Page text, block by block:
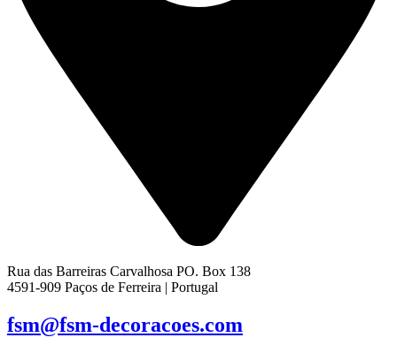
Rua das Barreiras Carvalhosa PO. Box 138
4591-909 Paços de Ferreira | Portugal
fsm@fsm-decoracoes.com